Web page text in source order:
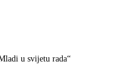
u svijetu rada“